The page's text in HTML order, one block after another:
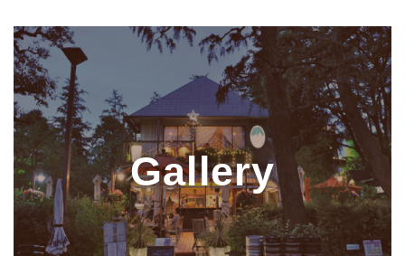
Gallery